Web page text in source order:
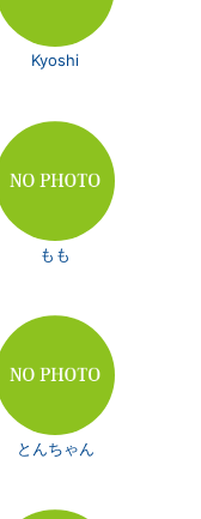
Kyoshi
もも
とんちゃん